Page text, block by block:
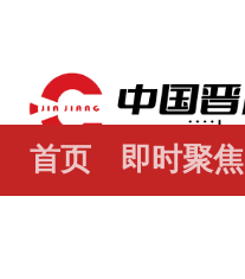
首页 即时聚焦